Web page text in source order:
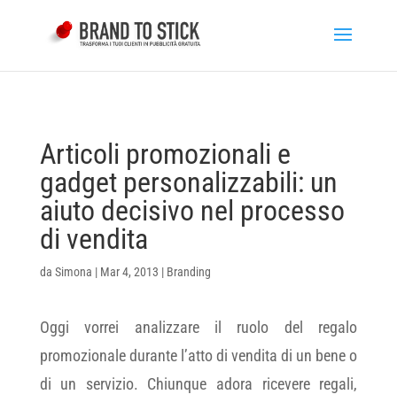
Articoli promozionali e
gadget personalizzabili: un
aiuto decisivo nel processo
di vendita
da Simona | Mar 4, 2013 | Branding
Oggi vorrei analizzare il ruolo del regalo
promozionale durante l’atto di vendita di un bene o
di un servizio. Chiunque adora ricevere regali,